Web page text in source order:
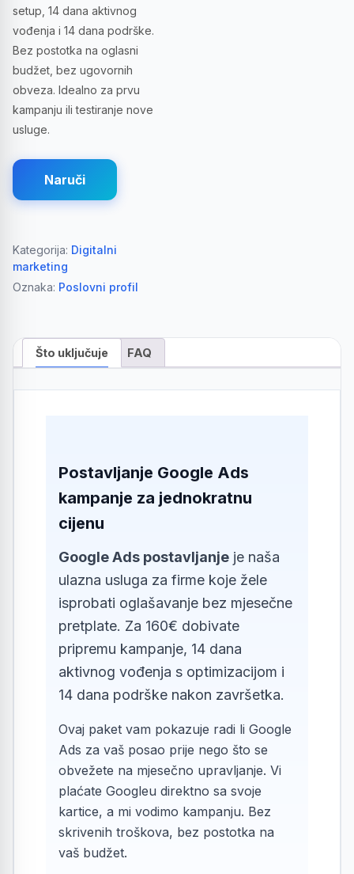
setup, 14 dana aktivnog
vođenja i 14 dana podrške.
Bez postotka na oglasni
budžet, bez ugovornih
obveza. Idealno za prvu
kampanju ili testiranje nove
usluge.
Naruči
Kategorija: Digitalni
marketing
Oznaka: Poslovni profil
Što uključuje FAQ
Postavljanje Google Ads
kampanje za jednokratnu
cijenu
Google Ads postavljanje je naša
ulazna usluga za firme koje žele
isprobati oglašavanje bez mjesečne
pretplate. Za 160€ dobivate
pripremu kampanje, 14 dana
aktivnog vođenja s optimizacijom i
14 dana podrške nakon završetka.
Ovaj paket vam pokazuje radi li Google
Ads za vaš posao prije nego što se
obvežete na mjesečno upravljanje. Vi
plaćate Googleu direktno sa svoje
kartice, a mi vodimo kampanju. Bez
skrivenih troškova, bez postotka na
vaš budžet.